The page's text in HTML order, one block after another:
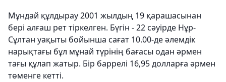
Мұндай құлдырау 2001 жылдың 19 қарашасынан
бері алғаш рет тіркелген. Бүгін - 22 сәуірде Нұр-
Сұлтан уақыты бойынша сағат 10.00-де әлемдік
нарықтағы бұл мұнай түрінің бағасы одан әрмен
тағы құлап жатыр. Бір баррелі 16,95 долларға әрмен
төменге кетті.